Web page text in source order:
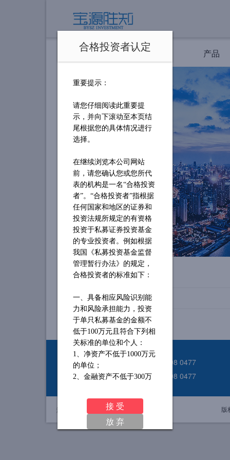
合格投资者认定
重要提示：
请您仔细阅读此重要提
示，并向下滚动至本页结
尾根据您的具体情况进行
选择。
在继续浏览本公司网站
前，请您确认您或您所代
表的机构是一名“合格投资
者”。“合格投资者”指根据
任何国家和地区的证券和
投资法规所规定的有资格
投资于私募证券投资基金
的专业投资者。例如根据
我国《私募投资基金监督
管理暂行办法》的规定，
合格投资者的标准如下：
一、具备相应风险识别能
力和风险承担能力，投资
于单只私募基金的金额不
低于100万元且符合下列相
关标准的单位和个人：
1、净资产不低于1000万元
的单位；
2、金融资产不低于300万
收入不低于50万元的个
人。(前款所称金融资产包
括银行存款、股票、债
券、基金份额、资产管理
接 受
放 弃
首页 我们 产品
电话：021—5298 0477
ַ传真：021—5298 0477
浏览量： 版